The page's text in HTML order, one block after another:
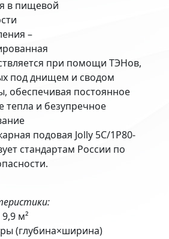
в пищевой
–
при помощи ТЭНов,
под днищем и сводом
обеспечивая постоянное
тепла и безупречное
подовая Jolly 5С/1P80-
стандартам России по
м²
(глубина×ширина)